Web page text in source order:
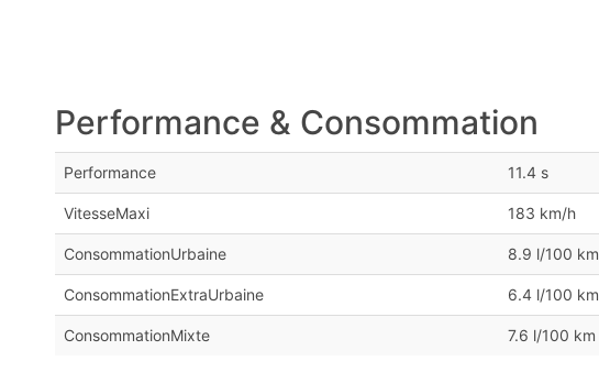
Performance & Consommation
Performance 11.4 s
VitesseMaxi 183 km/h
ConsommationUrbaine 8.9 l/100 km
ConsommationExtraUrbaine 6.4 l/100 km
ConsommationMixte 7.6 l/100 km